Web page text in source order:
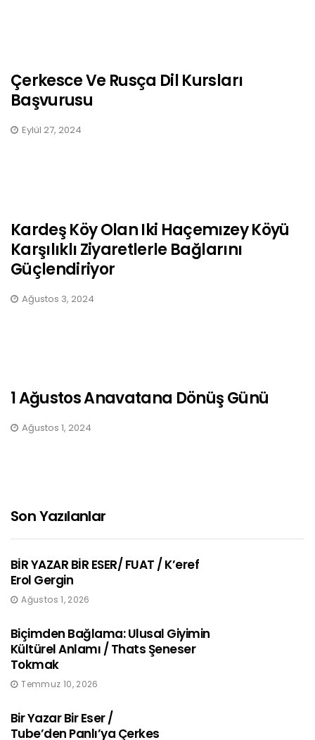
Çerkesce Ve Rusça Dil Kursları
Başvurusu
Eylül 27, 2024
Kardeş Köy Olan Iki Haçemızey Köyü
Karşılıklı Ziyaretlerle Bağlarını
Güçlendiriyor
Ağustos 3, 2024
1 Ağustos Anavatana Dönüş Günü
Ağustos 1, 2024
Son Yazılanlar
BİR YAZAR BİR ESER/ FUAT / K’eref
Erol Gergin
Ağustos 1, 2026
Biçimden Bağlama: Ulusal Giyimin
Kültürel Anlamı / Thats Şeneser
Tokmak
Temmuz 10, 2026
Bir Yazar Bir Eser /
Tube’den Panlı’ya Çerkes